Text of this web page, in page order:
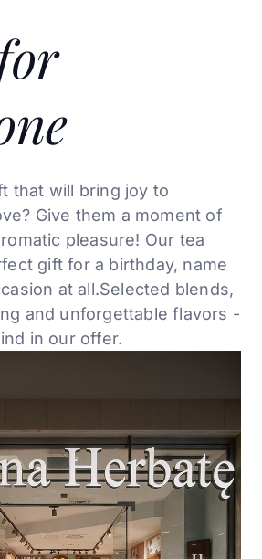
that will bring joy to
Give them a moment of
pleasure! Our tea
gift for a birthday, name
at all.Selected blends,
and unforgettable flavors -
in our offer.